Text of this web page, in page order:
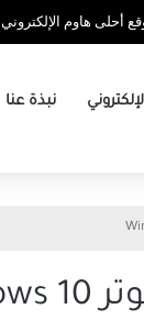
أحلى هاوم الإلكتروني
نبذة عنا